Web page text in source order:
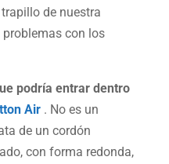
de nuestra
con los
podría entrar dentro
Air. No es un
de un cordón
con forma redonda,